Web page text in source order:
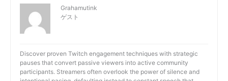
Grahamutink
ゲスト
Discover proven Twitch engagement techniques with strategic
pauses that convert passive viewers into active community
participants. Streamers often overlook the power of silence and